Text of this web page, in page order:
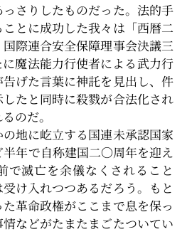
さりしたものだった。法的手
とに成功した我々は「西暦二
際連合安全保障理事会決議三
魔法能力行使者による武力行
げた言葉に神託を見出し、件
たと同時に殺戮が合法化され
のだ。
地に屹立する国連未承認国家
年で自称建国二〇周年を迎え
で滅亡を余儀なくされること
け入れつつあるだろう。もと
革命政権がここまで息を保っ
などがたまたまごたついてい